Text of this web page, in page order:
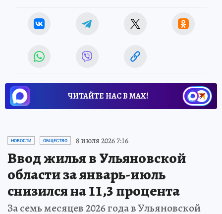
ЧИТАЙТЕ НАС В МАХ!
НОВОСТИ ОБЩЕСТВО 8 июля 2026 7:16
Ввод жилья в Ульяновской
области за январь-июль
снизился на 11,3 процента
За семь месяцев 2026 года в Ульяновской